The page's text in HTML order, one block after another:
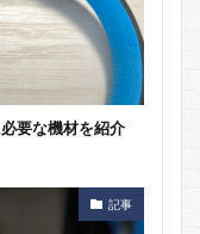
要な機材を紹介
記事